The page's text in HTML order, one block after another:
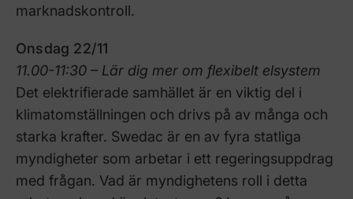
marknadskontroll.
Onsdag 22/11
11.00-11:30 – Lär dig mer om flexibelt elsystem
Det elektrifierade samhället är en viktig del i
klimatomställningen och drivs på av många och
starka krafter. Swedac är en av fyra statliga
myndigheter som arbetar i ett regeringsuppdrag
med frågan. Vad är myndighetens roll i detta